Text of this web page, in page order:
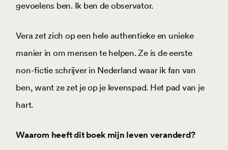
gevoelens ben. Ik ben de observator.
Vera zet zich op een hele authentieke en unieke
manier in om mensen te helpen. Ze is de eerste
non-fictie schrijver in Nederland waar ik fan van
ben, want ze zet je op je levenspad. Het pad van je
hart.
Waarom heeft dit boek mijn leven veranderd?